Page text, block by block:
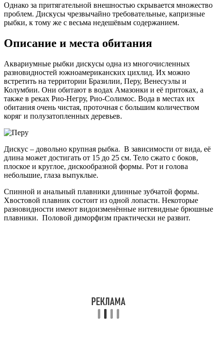
Однако за притягательной внешностью скрывается множество
проблем. Дискусы чрезвычайно требовательные, капризные
рыбки, к тому же с весьма недешёвым содержанием.
Описание и места обитания
Аквариумные рыбки дискусы одна из многочисленных
разновидностей южноамериканских цихлид. Их можно
встретить на территории Бразилии, Перу, Венесуэлы и
Колумбии. Они обитают в водах Амазонки и её притоках, а
также в реках Рио-Негру, Рио-Солимос. Вода в местах их
обитания очень чистая, проточная с большим количеством
коряг и полузатопленных деревьев.
Дискус – довольно крупная рыбка. В зависимости от вида, её
длина может достигать от 15 до 25 см. Тело сжато с боков,
плоское и круглое, дискообразной формы. Рот и голова
небольшие, глаза выпуклые.
Спинной и анальный плавники длинные зубчатой формы.
Хвостовой плавник состоит из одной лопасти. Некоторые
разновидности имеют видоизменённые нитевидные брюшные
плавники. Половой диморфизм практически не развит.